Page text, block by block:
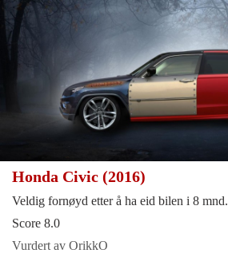
Honda Civic (2016)
Veldig fornøyd etter å ha eid bilen i 8 mnd.
Score 8.0
Vurdert av OrikkO